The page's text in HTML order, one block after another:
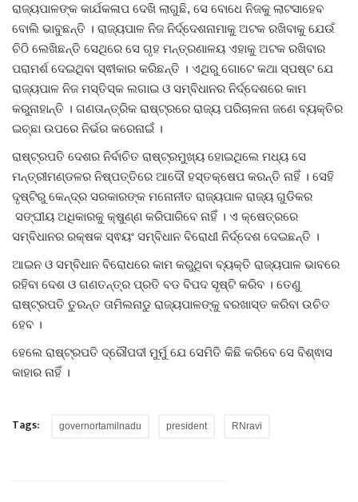
ରାଜ୍ୟପାଳଙ୍କ କାର୍ଯକଳାପ ଦେଖି ଲାଗୁଛି, ସେ ବୋଧେ ନିଜକୁ ଲାଟସାହେବ
ବୋଲି ଭାବୁଛନ୍ତି । ରାଜ୍ୟପାଳ ନିଜ ନିର୍ଦ୍ଦେଶନାମାକୁ ଅଟକ ରଖିବାକୁ ଯେଉଁ
ଚିଠି ଲେଖିଛନ୍ତି ସେଥିରେ ସେ ଗୃହ ମନ୍ତ୍ରଣାଳୟ ଏହାକୁ ଅଟକ ରଖିବାର
ପରାମର୍ଶ ଦେଇଥିବା ସ୍ଵୀକାର କରିଛନ୍ତି । ଏଥିରୁ ଗୋଟେ କଥା ସ୍ପଷ୍ଟ ଯେ
ରାଜ୍ୟପାଳ ନିଜ ମସ୍ତିସ୍କ ଲଗାଇ ଓ ସମ୍ବିଧାନର ନିର୍ଦ୍ଦେଶରେ କାମ
କରୁନାହାନ୍ତି । ଗଣତାନ୍ତ୍ରିକ ରାଷ୍ଟ୍ରରେ ରାଜ୍ୟ ପରିଚାଳନା ଜଣେ ବ୍ୟକ୍ତିର
ଇଚ୍ଛା ଉପରେ ନିର୍ଭର କରେନାଇଁ ।
ରାଷ୍ଟ୍ରପତି ଦେଶର ନିର୍ବାଚିତ ରାଷ୍ଟ୍ରମୁଖ୍ୟ ହୋଇଥିଲେ ମଧ୍ୟ ସେ
ମନ୍ତ୍ରୀମଣ୍ଡଳର ନିଷ୍ପତ୍ତିରେ ଆଦୌ ହସ୍ତକ୍ଷେପ କରନ୍ତି ନାହିଁ । ସେହି
ଦୃଷ୍ଟିରୁ କେନ୍ଦ୍ର ସରକାରଙ୍କ ମନୋନୀତ ରାଜ୍ୟପାଳ ରାଜ୍ୟ ଗୁଡିକର
ସଙ୍ଘୀୟ ଅଧିକାରକୁ କ୍ଷୁଣ୍ଣ କରିପାରିବେ ନାହିଁ । ଏ କ୍ଷେତ୍ରରେ
ସମ୍ବିଧାନର ରକ୍ଷକ ସ୍ଵୟଂ ସମ୍ବିଧାନ ବିରୋଧୀ ନିର୍ଦ୍ଦେଶ ଦେଇଛନ୍ତି ।
ଆଇନ ଓ ସମ୍ବିଧାନ ବିରୋଧରେ କାମ କରୁଥିବା ବ୍ୟକ୍ତି ରାଜ୍ୟପାଳ ଭାବରେ
ରହିବା ଦେଶ ଓ ଗଣତନ୍ତ୍ର ପ୍ରତି ବଡ ବିପଦ ସୃଷ୍ଟି କରିବ । ତେଣୁ
ରାଷ୍ଟ୍ରପତି ତୁରନ୍ତ ତାମିଲନାଡୁ ରାଜ୍ୟପାଳଙ୍କୁ ବରଖାସ୍ତ କରିବା ଉଚିତ
ହେବ ।
ହେଲେ ରାଷ୍ଟ୍ରପତି ଦ୍ରୌପଦୀ ମୁର୍ମୁ ଯେ ସେମିତି କିଛି କରିବେ ସେ ବିଶ୍ଵାସ
କାହାର ନାହିଁ ।
Tags: governortamilnadu president RNravi